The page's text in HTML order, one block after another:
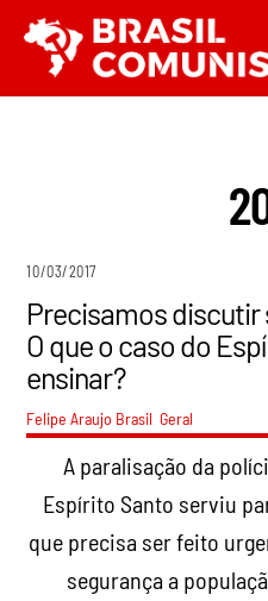
para
o
10/03/2017
Precisamos
O que o caso do
ensinar?
Felipe Araujo Brasil ,Geral
A paralisação da
Espírito Santo serviu
que precisa ser feito
segurança a